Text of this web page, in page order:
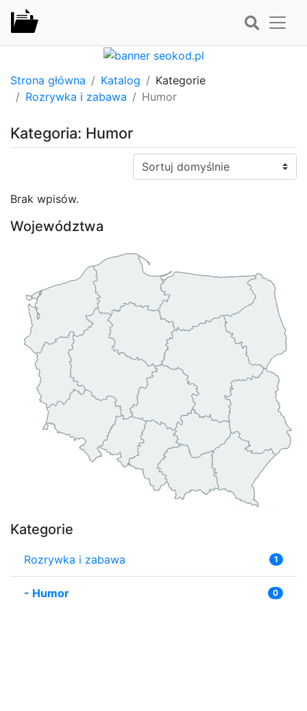
Strona główna Katalog
Kategorie
Rozrywka i zabawa
Humor
Kategoria: Humor
Sortuj:
Brak wpisów.
Województwa
Kategorie
Rozrywka i zabawa 1
- Humor 0